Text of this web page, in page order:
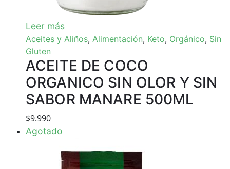
Leer más
Aceites y Aliños, Alimentación, Keto, Orgánico, Sin
Gluten
ACEITE DE COCO
ORGANICO SIN OLOR Y SIN
SABOR MANARE 500ML
$9.990
Agotado